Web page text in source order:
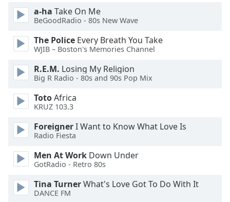
Picture-
in-
Picture
modal
Beginning
dialog
Escape
cancel
and
a-ha Take On Me
BeGoodRadio - 80s New Wave
The Police Every Breath You Take
WJIB – Boston's Memories Channel
R.E.M. Losing My Religion
Big R Radio - 80s and 90s Pop Mix
TotoAfrica
KRUZ 103.3
ForeignerI Want to Know What Love Is
Radio Fiesta
Men At Work Down Under
GotRadio - Retro 80s
Tina TurnerWhat's Love Got To Do With It
DANCE FM